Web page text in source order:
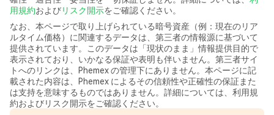
用規約およびリスク開示をご確認ください。
なお、本ページで取り上げられている暗号資産（例：現在のリア
ルタイム価格）に関連するデータは、第三者の情報源に基づいて
提供されています。このデータは「現状のまま」情報提供目的で
表示されており、いかなる保証や表明も伴いません。第三者サイ
トへのリンクは、Phemex の管理下にありません。本ページに記
載された内容は、Phemex によるその信頼性や正確性の保証また
は支持を意味するものではありません。詳細については、利用規
約およびリスク開示をご確認ください。